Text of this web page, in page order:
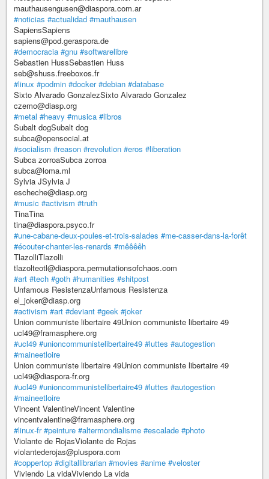
mauthausengusen@diaspora.com.ar
#noticias #actualidad #mauthausen
SapiensSapiens
sapiens@pod.geraspora.de
#democracia #gnu #softwarelibre
Sebastien HussSebastien Huss
seb@shuss.freeboxos.fr
#linux #podmin #docker #debian #database
Sixto Alvarado GonzalezSixto Alvarado Gonzalez
czemo@diasp.org
#metal #heavy #musica #libros
Subalt dogSubalt dog
subca@opensocial.at
#socialism #reason #revolution #eros #liberation
Subca zorroaSubca zorroa
subca@loma.ml
Sylvia JSylvia J
escheche@diasp.org
#music #activism #truth
TinaTina
tina@diaspora.psyco.fr
#une-cabane-deux-poules-et-trois-salades #me-casser-dans-la-forêt
#écouter-chanter-les-renards #mêêêêh
TlazolliTlazolli
tlazolteotl@diaspora.permutationsofchaos.com
#art #tech #goth #humanities #shitpost
Unfamous ResistenzaUnfamous Resistenza
el_joker@diasp.org
#activism #art #deviant #geek #joker
Union communiste libertaire 49Union communiste libertaire 49
ucl49@framasphere.org
#ucl49 #unioncommunistelibertaire49 #luttes #autogestion
#maineetloire
Union communiste libertaire 49Union communiste libertaire 49
ucl49@diaspora-fr.org
#ucl49 #unioncommunistelibertaire49 #luttes #autogestion
#maineetloire
Vincent ValentineVincent Valentine
vincentvalentine@framasphere.org
#linux-fr #peinture #altermondialisme #escalade #photo
Violante de RojasViolante de Rojas
violantederojas@pluspora.com
#coppertop #digitallibrarian #movies #anime #veloster
Viviendo La vidaViviendo La vida